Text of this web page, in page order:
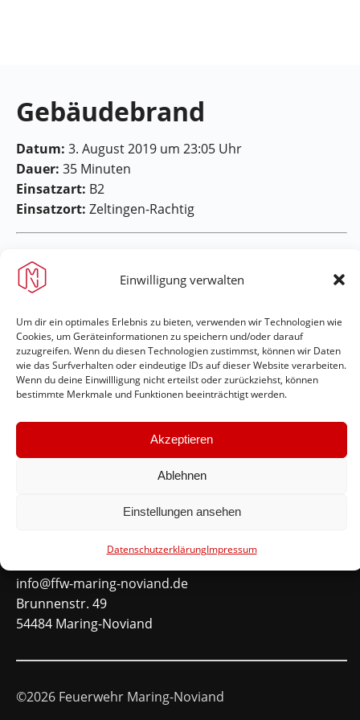
Einwilligung verwalten
Um dir ein optimales Erlebnis zu bieten, verwenden wir Technologien wie
Cookies, um Geräteinformationen zu speichern und/oder darauf
zuzugreifen. Wenn du diesen Technologien zustimmst, können wir Daten
wie das Surfverhalten oder eindeutige IDs auf dieser Website verarbeiten.
Wenn du deine Einwillligung nicht erteilst oder zurückziehst, können
bestimmte Merkmale und Funktionen beeinträchtigt werden.
Akzeptieren
Ablehnen
Einstellungen ansehen
DatenschutzerklärungImpressum
Gebäudebrand
Datum: 3. August 2019 um 23:05 Uhr
Dauer: 35 Minuten
Einsatzart: B2
Einsatzort: Zeltingen-Rachtig
Feuerwehr Maring-Noviand
#immerda
Schnellinks
Instagram
info@ffw-maring-noviand.de
Brunnenstr. 49
54484 Maring-Noviand
©2026 Feuerwehr Maring-Noviand